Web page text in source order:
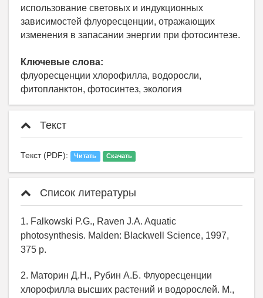
использование световых и индукционных
зависимостей флуоресценции, отражающих
изменения в запасании энергии при фотосинтезе.
Ключевые слова:
флуоресценции хлорофилла, водоросли,
фитопланктон, фотосинтез, экология
Текст
Текст (PDF): Читать Скачать
Список литературы
1. Falkowski P.G., Raven J.A. Aquatic
photosynthesis. Malden: Blackwell Science, 1997,
375 p.
2. Маторин Д.Н., Рубин А.Б. Флуоресценции
хлорофилла высших растений и водорослей. М.,